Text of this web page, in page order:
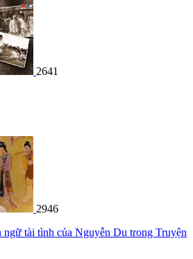
2641
2946
ngữ tài tình của Nguyễn Du trong Truyện